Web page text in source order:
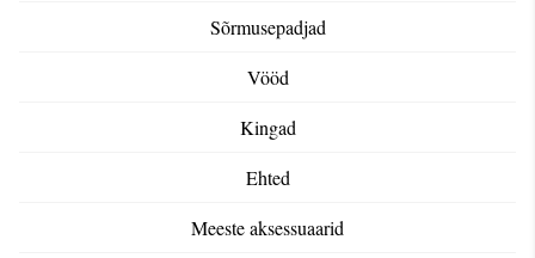
Sõrmusepadjad
Vööd
Kingad
Ehted
Meeste aksessuaarid